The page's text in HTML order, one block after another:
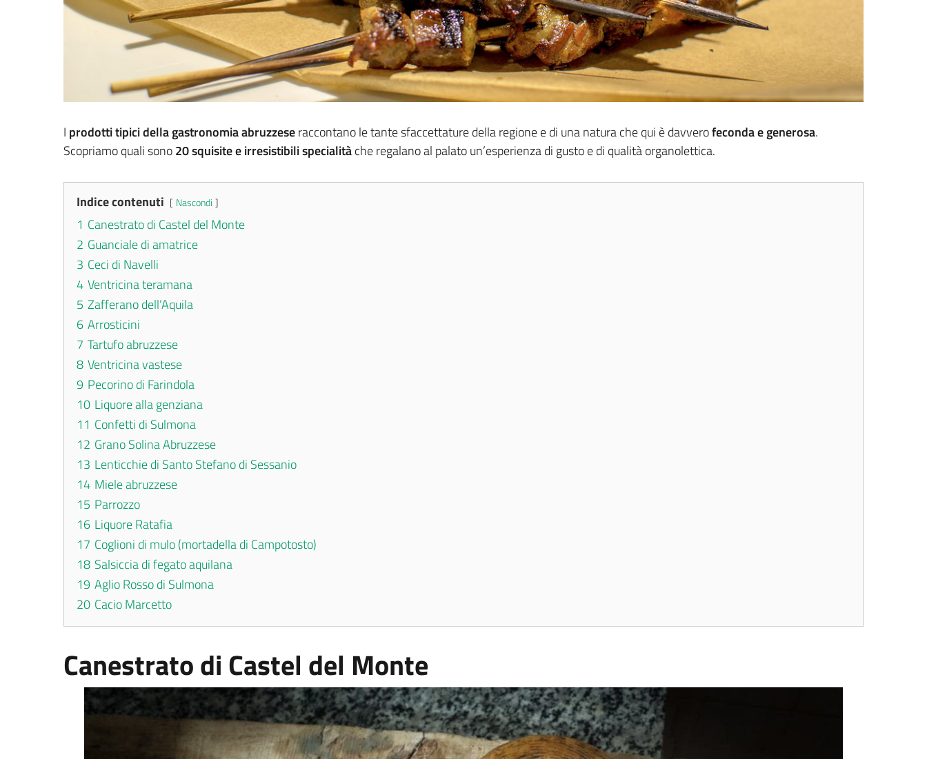
I prodotti tipici della gastronomia abruzzeseraccontano le tante sfaccettature della regione e di una natura che qui è davverofeconda e generosa.
Scopriamo quali sono20 squisite e irresistibilispecialitàche regalano al palato un’esperienza di gusto e di qualità organolettica.
Indice contenuti Nascondi
1 Canestrato di Castel del Monte
2 Guanciale di amatrice
3 Ceci di Navelli
4 Ventricina teramana
5 Zafferano dell’Aquila
6 Arrosticini
7 Tartufo abruzzese
8 Ventricina vastese
9 Pecorino di Farindola
10 Liquore alla genziana
11 Confetti di Sulmona
12 Grano Solina Abruzzese
13 Lenticchie di Santo Stefano di Sessanio
14 Miele abruzzese
15 Parrozzo
16 Liquore Ratafia
17 Coglioni di mulo (mortadella di Campotosto)
18 Salsiccia di fegato aquilana
19 Aglio Rosso di Sulmona
20 Cacio Marcetto
Canestrato di Castel del Monte